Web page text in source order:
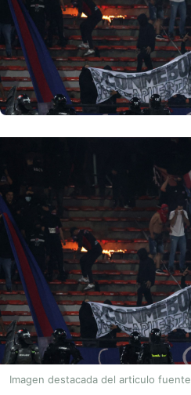
Imagen destacada del articulo fuente